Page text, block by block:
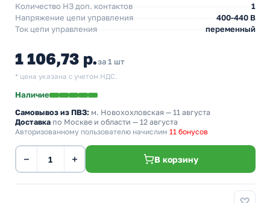
Количество НЗ доп. контактов
1
Напряжение цепи управления
400-440 В
Ток цепи управления
переменный
1 106,73 р.за 1 шт
* цена указана с учетом НДС.
Наличие
Самовывоз из ПВЗ: м. Новохохловская — 11 августа
Доставка по Москве и области — 12 августа
Авторизованному пользователю начислим 11 бонусов
− + В корзину